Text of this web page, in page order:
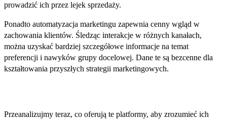
prowadzić ich przez lejek sprzedaży.
Ponadto automatyzacja marketingu zapewnia cenny wgląd w
zachowania klientów. Śledząc interakcje w różnych kanałach,
można uzyskać bardziej szczegółowe informacje na temat
preferencji i nawyków grupy docelowej. Dane te są bezcenne dla
kształtowania przyszłych strategii marketingowych.
Przeanalizujmy teraz, co oferują te platformy, aby zrozumieć ich